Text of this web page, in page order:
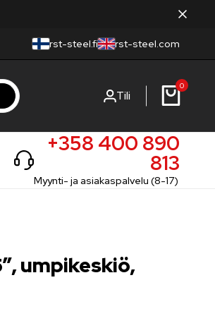
rst-steel.fi rst-steel.com
Tili
0
+358 400 890
813
Myynti- ja asiakaspalvelu (8-17)
umpikeskiö,